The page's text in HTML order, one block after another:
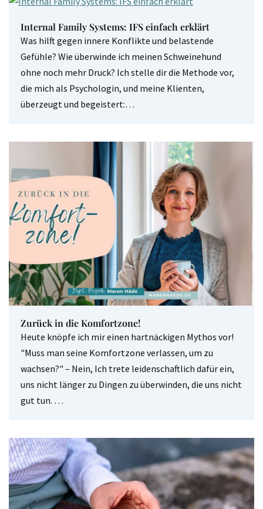
Internal Family Systems: IFS einfach erklärt
Was hilft gegen innere Konflikte und belastende
Gefühle? Wie überwinde ich meinen Schweinehund
ohne noch mehr Druck? Ich stelle dir die Methode vor,
die mich als Psychologin, und meine Klienten,
überzeugt und begeistert:…
Zurück in die Komfortzone!
Heute knöpfe ich mir einen hartnäckigen Mythos vor!
"Muss man seine Komfortzone verlassen, um zu
wachsen?" – Nein, Ich trete leidenschaftlich dafür ein,
uns nicht länger zu Dingen zu überwinden, die uns nicht
gut tun. …